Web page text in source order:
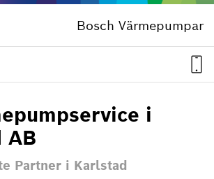
Bosch Värmepumpar
i
AB
Partner i Karlstad